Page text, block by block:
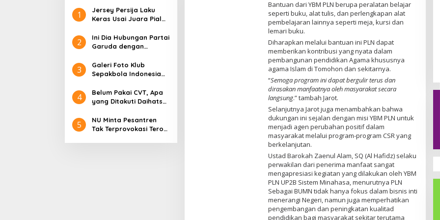
1
Jersey Persija Laku
Keras Usai Juara Piala
2
Ini Dia Hubungan Partai
Garuda dengan
3
Galeri Foto Klub
Sepakbola Indonesia
4
Belum Pakai CVT, Apa
yang Ditakuti Daihatsu
5
NU Minta Pesantren
Tak Terprovokasi Teror
Bantuan dari YBM PLN berupa peralatan belajar
seperti buku, alat tulis, dan perlengkapan alat
pembelajaran lainnya seperti meja, kursi dan
lemari buku.
Diharapkan melalui bantuan ini PLN dapat
memberikan kontribusi yang nyata dalam
pembangunan pendidikan Agama khususnya
agama Islam di Tomohon dan sekitarnya.
“Semoga program ini dapat bergulir terus dan
dirasakan manfaatnya oleh masyarakat secara
langsung.” tambah Jarot.
Selanjutnya Jarot juga menambahkan bahwa
dukungan ini sejalan dengan misi YBM PLN untuk
menjadi agen perubahan positif dalam
masyarakat melalui program-program CSR yang
berkelanjutan.
Ustad Barokah Zaenul Alam, SQ (Al Hafidz) selaku
perwakilan dari penerima manfaat sangat
mengapresiasi kegiatan yang dilakukan oleh YBM
PLN UP2B Sistem Minahasa, menurutnya PLN
Sebagai BUMN tidak hanya fokus dalam bisnis inti
menerangi Negeri, namun juga memperhatikan
pengembangan dan peningkatan kualitad
pendidikan bagi masyarakat sekitar terutama